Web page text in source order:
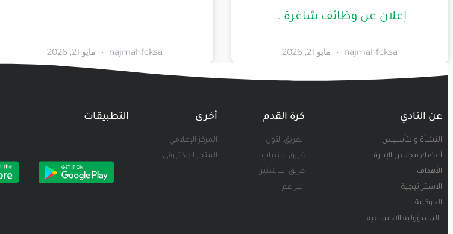
إعلان عن وظائف شاغرة ..
najmahfcksa مايو 21, 2026 najmahfcksa مايو 21, 2026
عن النادي
النشأة والتأسيس
أعضاء مجلس الإدارة
الأهداف
الاستراتيجية
الحوكمة
المسؤولية الاجتماعية
كرة القدم
الفريق الأول
فريق الشباب
فريق الناشئين
البراعم
أخرى
المركز الإعلامي
المتجر الإلكتروني
التطبيقات